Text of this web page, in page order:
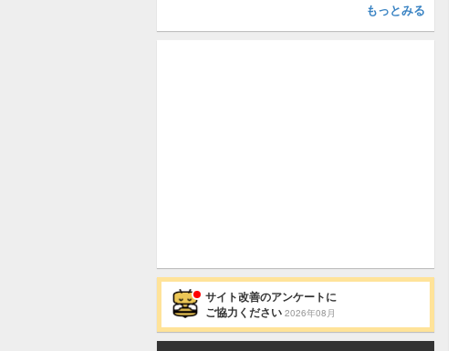
もっとみる
サイト改善のアンケートに
ご協力ください 2026年08月